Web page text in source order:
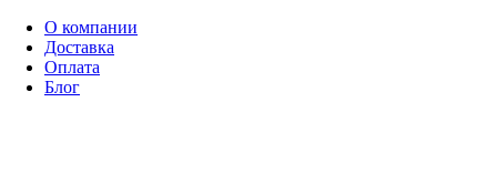
О компании
Доставка
Оплата
Блог